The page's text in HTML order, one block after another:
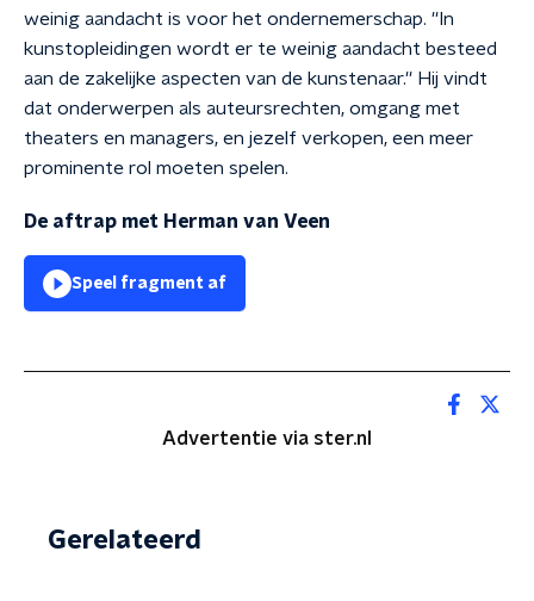
weinig aandacht is voor het ondernemerschap. ''In
kunstopleidingen wordt er te weinig aandacht besteed
aan de zakelijke aspecten van de kunstenaar.'' Hij vindt
dat onderwerpen als auteursrechten, omgang met
theaters en managers, en jezelf verkopen, een meer
prominente rol moeten spelen.
De aftrap met Herman van Veen
Speel fragment af
Advertentie via ster.nl
Gerelateerd